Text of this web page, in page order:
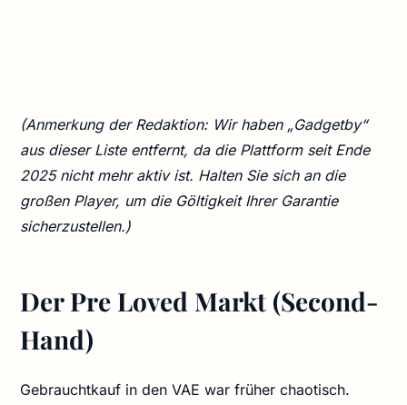
(Anmerkung der Redaktion: Wir haben „Gadgetby“
aus dieser Liste entfernt, da die Plattform seit Ende
2025 nicht mehr aktiv ist. Halten Sie sich an die
großen Player, um die Göltigkeit Ihrer Garantie
sicherzustellen.)
Der Pre Loved Markt (Second-
Hand)
Gebrauchtkauf in den VAE war früher chaotisch.